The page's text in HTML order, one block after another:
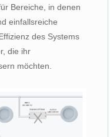
Bereiche, in denen
einfallsreiche
des Systems
die ihr
möchten.